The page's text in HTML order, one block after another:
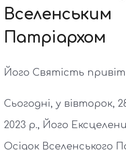
Вселенським
Патріархом
Його Святість
Сьогодні, у вівторок,
2023 р., Його
Осідок Вселенського